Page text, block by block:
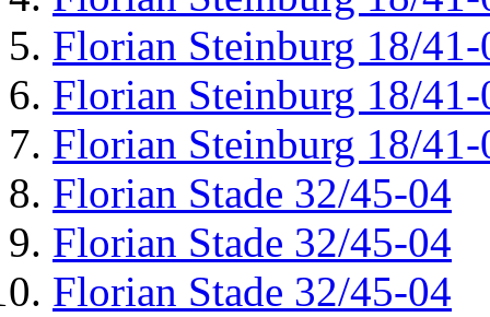
Florian Steinburg 18/41-
Florian Steinburg 18/41-
Florian Steinburg 18/41-
Florian Stade 32/45-04
Florian Stade 32/45-04
Florian Stade 32/45-04